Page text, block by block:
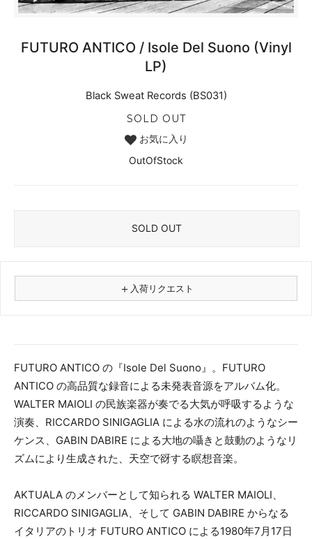
FUTURO ANTICO / Isole Del Suono (Vinyl
LP)
Black Sweat Records (BS031)
SOLD OUT
お気に入り
OutOfStock
SOLD OUT
＋ 入荷リクエスト
フォーマット
レコード
CD
カセット
その他
メールアドレス（必須）
FUTURO ANTICO の『Isole Del Suono』。FUTURO
ANTICO の高品質な録音による未発表音源をアルバム化。
WALTER MAIOLI の民族楽器が奏でる大気が呼吸するような
演奏、RICCARDO SINIGAGLIA による水の流れのようなシー
ケンス、GABIN DABIRE による大地の囁きと鼓動のようなリ
ズムにより生成された、天空で谺する瞑想音楽。
AKTUALA のメンバーとして知られる WALTER MAIOLI、
RICCARDO SINIGAGLIA、そして GABIN DABIRE からなる
イタリアのトリオ FUTURO ANTICO による1980年7月17日